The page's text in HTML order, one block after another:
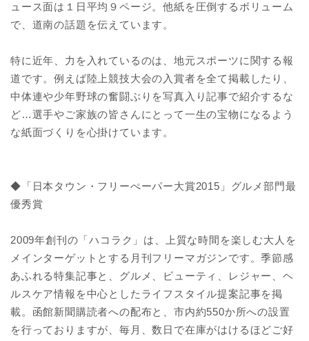
ュース面は１日平均９ページ。他紙を圧倒するボリューム
で、道南の話題を伝えています。
特に近年、力を入れているのは、地元スポーツに関する報
道です。例えば陸上競技大会の入賞者を全て掲載したり、
中体連や少年野球の奮闘ぶりを写真入り記事で紹介するな
ど…選手やご家族の皆さんにとって一生の宝物になるよう
な紙面づくりを心掛けています。
◆「日本タウン・フリーぺーパー大賞2015」グルメ部門最
優秀賞
2009年創刊の「ハコラク」は、上質な時間を楽しむ大人を
メインターゲットとする月刊フリーマガジンです。季節感
あふれる特集記事と、グルメ、ビューティ、レジャー、ヘ
ルスケア情報を中心としたライフスタイル提案記事を掲
載。函館新聞購読者への配布と、市内約550か所への設置
を行っておりますが、毎月、数日で在庫がはけるほどご好